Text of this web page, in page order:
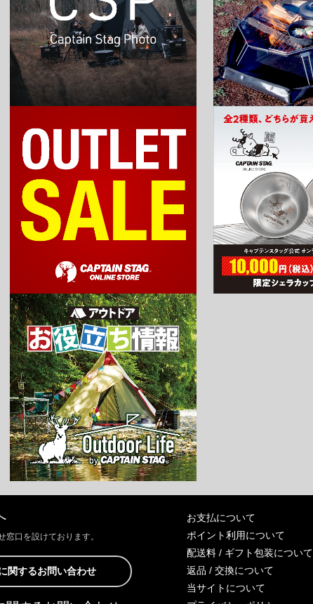
口を設けております。
関するお問い合わせ
お支払について
ポイント利用について
配送料 / ギフト包装について
返品 / 交換について
当サイトについて